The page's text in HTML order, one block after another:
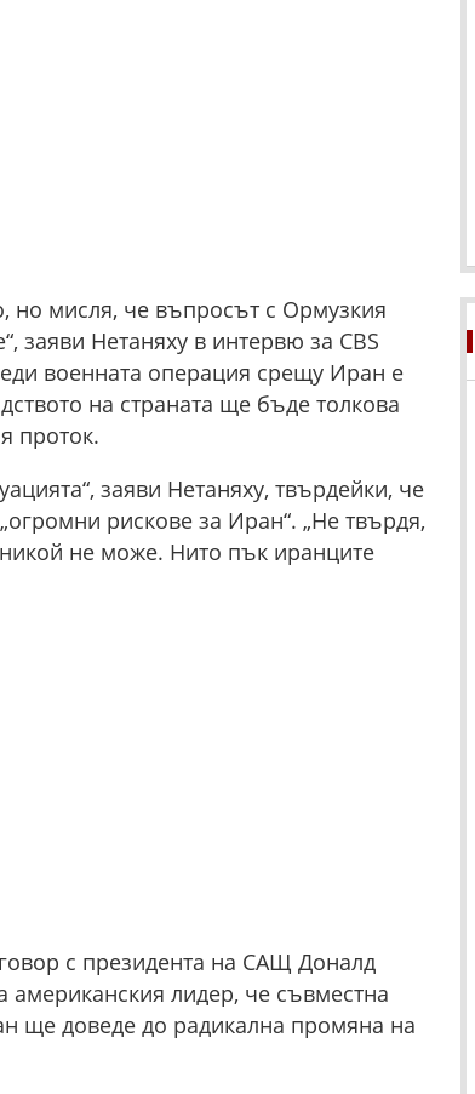
но мисля, че въпросът с Ормузкия
заяви Нетаняху в интервю за CBS
военната операция срещу Иран е
на страната ще бъде толкова
проток.
заяви Нетаняху, твърдейки, че
рискове за Иран“. „Не твърдя,
не може. Нито пък иранците
с президента на САЩ Доналд
лидер, че съвместна
ще доведе до радикална промяна на